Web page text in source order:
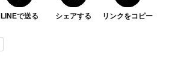
LINEで送る シェアする リンクをコピー